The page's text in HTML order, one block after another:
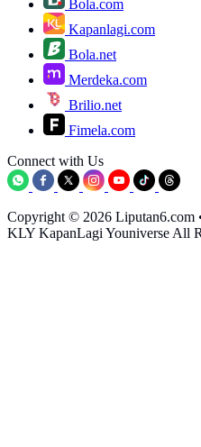
Bola.com
Kapanlagi.com
Bola.net
Merdeka.com
Brilio.net
Fimela.com
Connect with Us
Copyright © 2026 Liputan6.com
KLY KapanLagi Youniverse All